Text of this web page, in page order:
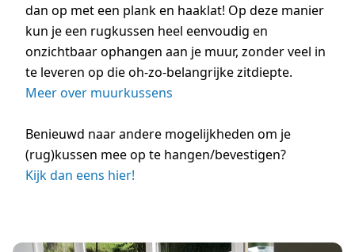
dan op met een plank en haaklat! Op deze manier
kun je een rugkussen heel eenvoudig en
onzichtbaar ophangen aan je muur, zonder veel in
te leveren op die oh-zo-belangrijke zitdiepte.
Meer over muurkussens
Benieuwd naar andere mogelijkheden om je
(rug)kussen mee op te hangen/bevestigen?
Kijk dan eens hier!